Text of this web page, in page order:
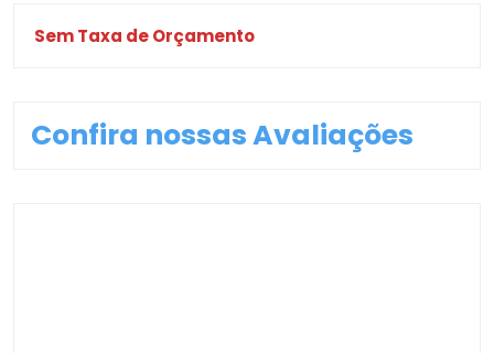
Sem Taxa de Orçamento
Confira nossas Avaliações